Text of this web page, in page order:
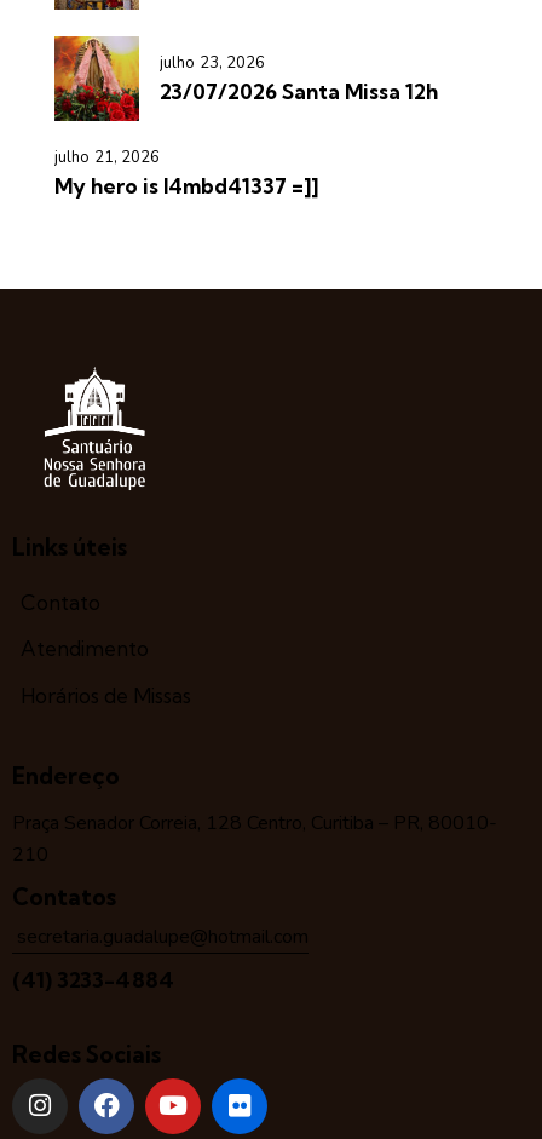
julho 23, 2026
23/07/2026 Santa Missa 12h
julho 21, 2026
My hero is l4mbd41337 =]]
Links úteis
Contato
Atendimento
Horários de Missas
Endereço
Praça Senador Correia, 128 Centro, Curitiba – PR, 80010-
210
Contatos
secretaria.guadalupe@hotmail.com
(41) 3233-4884
Redes Sociais